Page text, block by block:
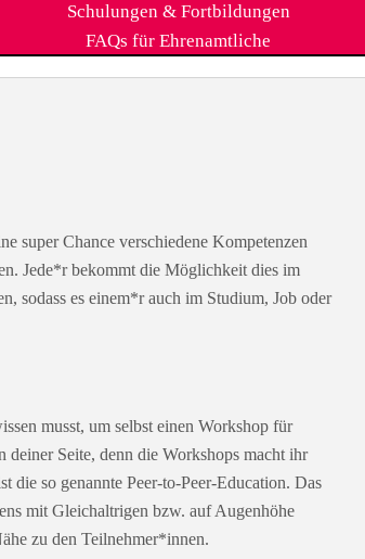
Schulungen & Fortbildungen
FAQs für Ehrenamtliche
super Chance verschiedene Kompetenzen
Jede*r bekommt die Möglichkeit dies im
sodass es einem*r auch im Studium, Job oder
musst, um selbst einen Workshop für
deiner Seite, denn die Workshops macht ihr
die so genannte Peer-to-Peer-Education. Das
mit Gleichaltrigen bzw. auf Augenhöhe
zu den Teilnehmer*innen.